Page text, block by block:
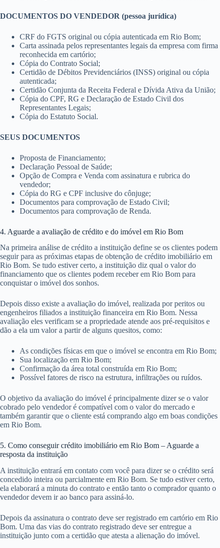
DOCUMENTOS DO VENDEDOR (pessoa jurídica)
CRF do FGTS original ou cópia autenticada em Rio Bom;
Carta assinada pelos representantes legais da empresa com firma
reconhecida em cartório;
Cópia do Contrato Social;
Certidão de Débitos Previdenciários (INSS) original ou cópia
autenticada;
Certidão Conjunta da Receita Federal e Dívida Ativa da União;
Cópia do CPF, RG e Declaração de Estado Civil dos
Representantes Legais;
Cópia do Estatuto Social.
SEUS DOCUMENTOS
Proposta de Financiamento;
Declaração Pessoal de Saúde;
Opção de Compra e Venda com assinatura e rubrica do
vendedor;
Cópia do RG e CPF inclusive do cônjuge;
Documentos para comprovação de Estado Civil;
Documentos para comprovação de Renda.
4. Aguarde a avaliação de crédito e do imóvel em Rio Bom
Na primeira análise de crédito a instituição define se os clientes podem
seguir para as próximas etapas de obtenção de crédito imobiliário em
Rio Bom. Se tudo estiver certo, a instituição diz qual o valor do
financiamento que os clientes podem receber em Rio Bom para
conquistar o imóvel dos sonhos.
Depois disso existe a avaliação do imóvel, realizada por peritos ou
engenheiros filiados a instituição financeira em Rio Bom. Nessa
avaliação eles verificam se a propriedade atende aos pré-requisitos e
dão a ela um valor a partir de alguns quesitos, como:
As condições físicas em que o imóvel se encontra em Rio Bom;
Sua localização em Rio Bom;
Confirmação da área total construída em Rio Bom;
Possível fatores de risco na estrutura, infiltrações ou ruídos.
O objetivo da avaliação do imóvel é principalmente dizer se o valor
cobrado pelo vendedor é compatível com o valor do mercado e
também garantir que o cliente está comprando algo em boas condições
em Rio Bom.
5. Como conseguir crédito imobiliário em Rio Bom – Aguarde a
resposta da instituição
A instituição entrará em contato com você para dizer se o crédito será
concedido inteira ou parcialmente em Rio Bom. Se tudo estiver certo,
ela elaborará a minuta do contrato e então tanto o comprador quanto o
vendedor devem ir ao banco para assiná-lo.
Depois da assinatura o contrato deve ser registrado em cartório em Rio
Bom. Uma das vias do contrato registrado deve ser entregue a
instituição junto com a certidão que atesta a alienação do imóvel.